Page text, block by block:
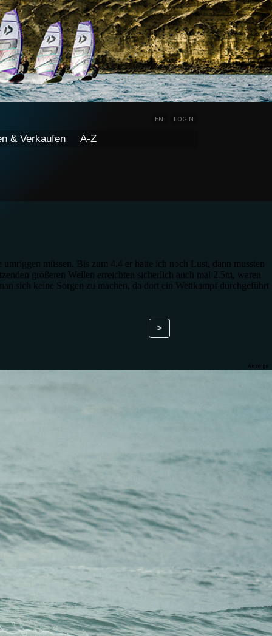
EN LOGIN
& Verkaufen A-Z
müssen. Bis zum 4.4 er hatte ich noch Lust, dann mussten
größeren Wellen erreichten sicherlich auch mal 2.5m, waren
sich keine Sorgen zu machen, da dort ein Wettkampf durchgeführt
>